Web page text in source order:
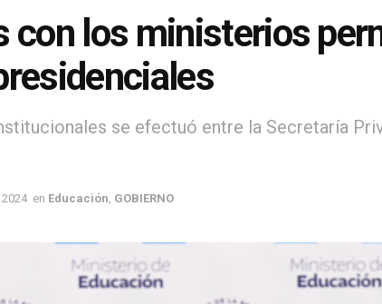
con los ministerios
se efectuó entre la Secretaría
en Educación GOBIERNO